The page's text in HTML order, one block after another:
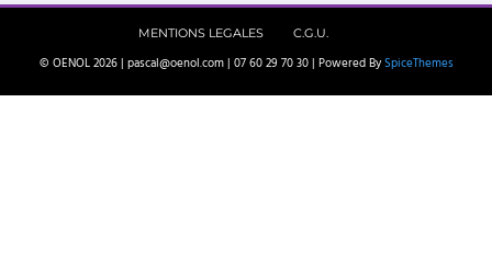
MENTIONS LEGALES C.G.U.
© OENOL 2026 | pascal@oenol.com | 07 60 29 70 30 | Powered By SpiceThemes